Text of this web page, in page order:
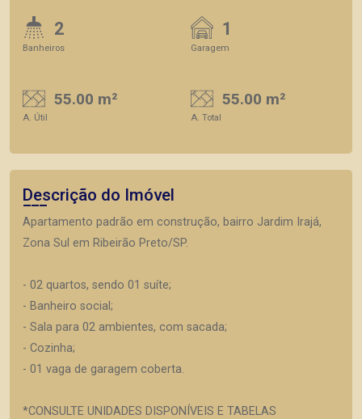
2
Banheiros
1
Garagem
55.00 m²
A. Útil
55.00 m²
A. Total
Descrição do Imóvel
Apartamento padrão em construção, bairro Jardim Irajá,
Zona Sul em Ribeirão Preto/SP.
- 02 quartos, sendo 01 suíte;
- Banheiro social;
- Sala para 02 ambientes, com sacada;
- Cozinha;
- 01 vaga de garagem coberta.
*CONSULTE UNIDADES DISPONÍVEIS E TABELAS